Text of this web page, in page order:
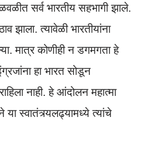
सर्व भारतीय सहभागी झाले.
झाला. त्यावेळी भारतीयांना
मात्र कोणीही न डगमगता हे
हा भारत सोडून
नाही. हे आंदोलन महात्मा
या स्वातंत्र्यलढ्यामध्ये त्यांचे